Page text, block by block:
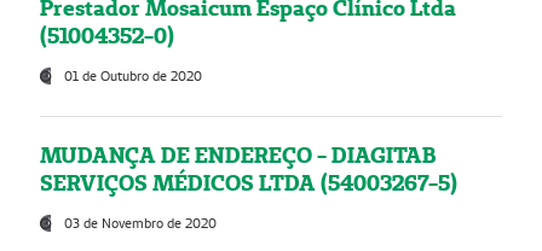
Prestador Mosaicum Espaço Clínico Ltda
(51004352-0)
01 de Outubro de 2020
MUDANÇA DE ENDEREÇO - DIAGITAB
SERVIÇOS MÉDICOS LTDA (54003267-5)
03 de Novembro de 2020